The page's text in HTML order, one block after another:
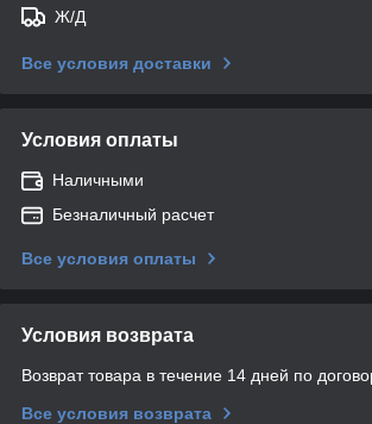
Ж/Д
Все условия доставки
Условия оплаты
Наличными
Безналичный расчет
Все условия оплаты
Условия возврата
Возврат товара в течение 14 дней по
Все условия возврата